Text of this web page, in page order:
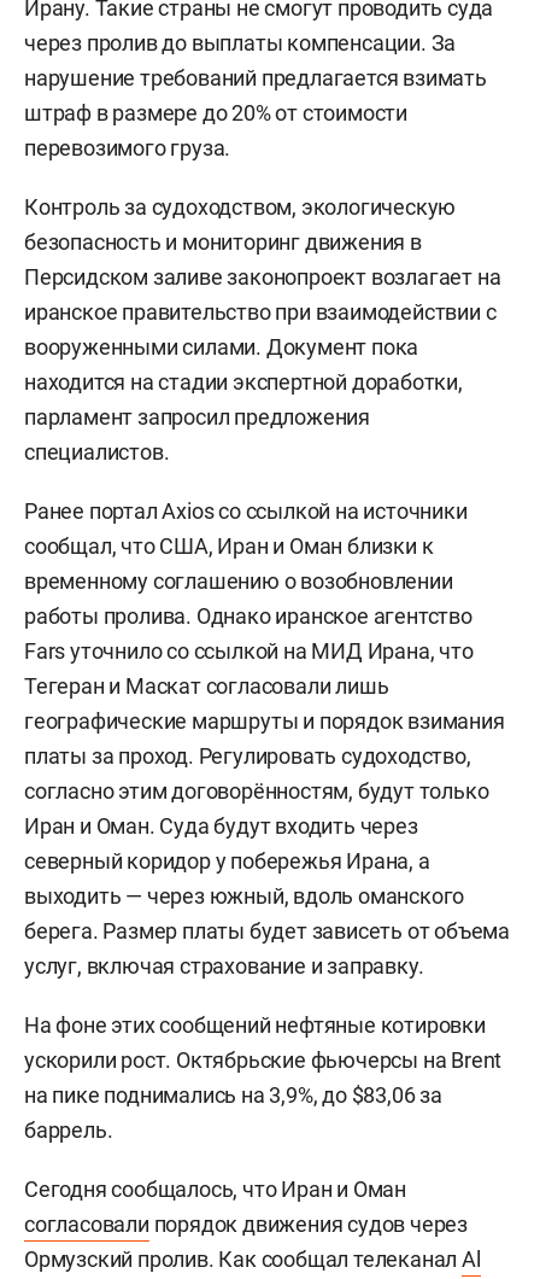
Ирану. Такие страны не смогут проводить суда
через пролив до выплаты компенсации. За
нарушение требований предлагается взимать
штраф в размере до 20% от стоимости
перевозимого груза.
Контроль за судоходством, экологическую
безопасность и мониторинг движения в
Персидском заливе законопроект возлагает на
иранское правительство при взаимодействии с
вооруженными силами. Документ пока
находится на стадии экспертной доработки,
парламент запросил предложения
специалистов.
Ранее портал Axios со ссылкой на источники
сообщал, что США, Иран и Оман близки к
временному соглашению о возобновлении
работы пролива. Однако иранское агентство
Fars уточнило со ссылкой на МИД Ирана, что
Тегеран и Маскат согласовали лишь
географические маршруты и порядок взимания
платы за проход. Регулировать судоходство,
согласно этим договорённостям, будут только
Иран и Оман. Суда будут входить через
северный коридор у побережья Ирана, а
выходить — через южный, вдоль оманского
берега. Размер платы будет зависеть от объема
услуг, включая страхование и заправку.
На фоне этих сообщений нефтяные котировки
ускорили рост. Октябрьские фьючерсы на Brent
на пике поднимались на 3,9%, до $83,06 за
баррель.
Сегодня сообщалось, что Иран и Оман
согласовали порядок движения судов через
Ормузский пролив. Как сообщал телеканал Al